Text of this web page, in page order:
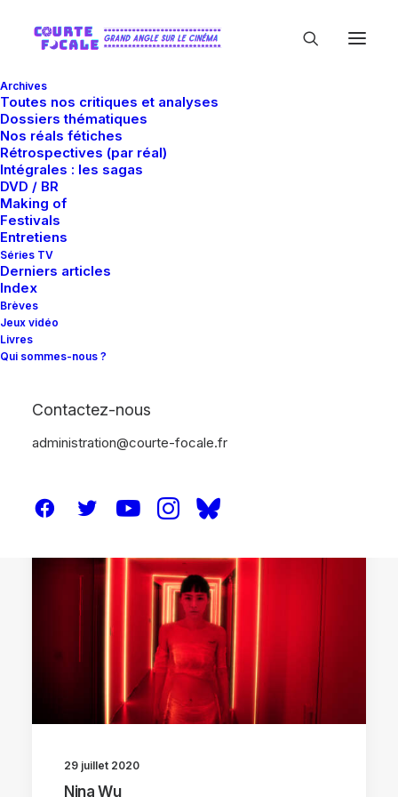
Archives
Toutes nos critiques et analyses
Dossiers thématiques
Nos réals fétiches
Rétrospectives (par réal)
Intégrales : les sagas
DVD / BR
Making of
Festivals
Entretiens
Séries TV
Derniers articles
Index
Brèves
Jeux vidéo
Livres
Qui sommes-nous ?
Contactez-nous
administration@courte-focale.fr
29 juillet 2020
Nina Wu